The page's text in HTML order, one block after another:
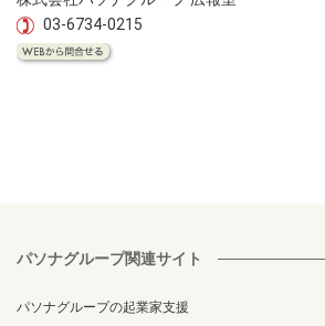
03-6734-0215
パソナグループ関連サイト
パソナグループの起業家支援